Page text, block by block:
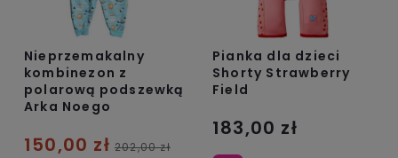
Nieprzemakalny
kombinezon z
polarową podszewką
Arka Noego
150,00 zł 202,00 zł
Pianka dla dzieci
Shorty Strawberry
Field
183,00 zł